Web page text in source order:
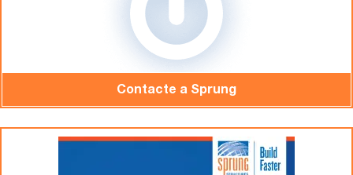
Contacte a Sprung